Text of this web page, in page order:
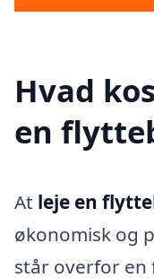
Hvad
en
At leje en
økonomisk og
står overfor